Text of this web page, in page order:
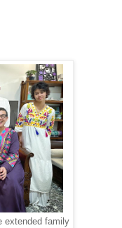
extended family